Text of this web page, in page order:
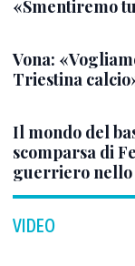
«Smentiremo
Vona:
Triestina
Il mondo del
scomparsa di
guerriero nello
VIDEO